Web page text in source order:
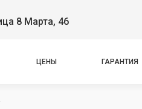
8 Марта, 46
ЦЕНЫ ГАРАНТИЯ